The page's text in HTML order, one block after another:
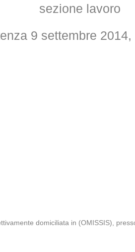
sezione lavoro
9 settembre 2014,
domiciliata in (OMISSIS),